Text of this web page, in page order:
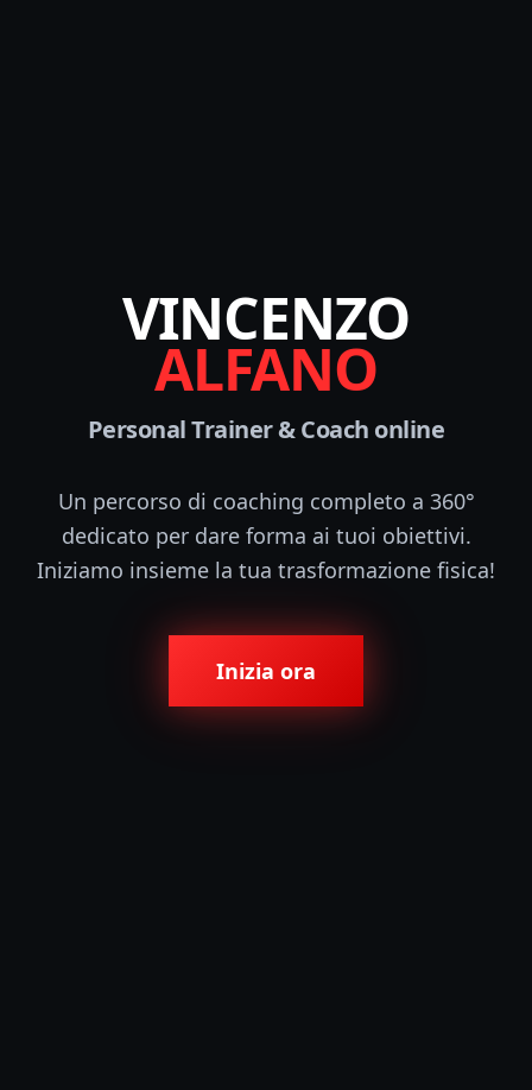
VINCENZO
ALFANO
Personal Trainer & Coach online
Un percorso di coaching completo a 360°
dedicato per dare forma ai tuoi obiettivi.
Iniziamo insieme la tua trasformazione fisica!
Inizia ora